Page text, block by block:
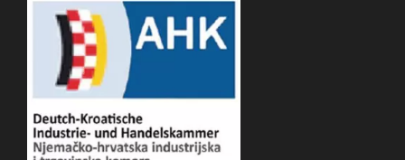
vatrenim oružjem
• 06:30 – Doručak u kampu i završni uspon na
planinu
• 12:00 – Uspjeh misije i izvlačenje na strelište
• 14:00 – Vježba bojevog gađanja s licenciranim
instruktorima (opcionalno pravo vatreno oružje)
• 19:30 – Večer uz viskij, cigare i ratnim pričama u
luksuznom hotelu